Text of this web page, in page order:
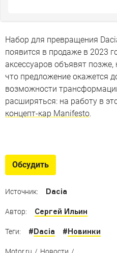
Набор для превращения
появится в продаже в 2023
аксессуаров объявят
что предложение окажется
возможности
расширяться: на работу в
концепт-кар Manifesto.
Доступные новинки группы
в России — или не
Обсудить
Источник: Dacia
Автор: Сергей Ильин
Теги: #Dacia #Новинки